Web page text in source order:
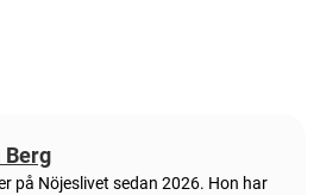
Berg
på Nöjeslivet sedan 2026. Hon har